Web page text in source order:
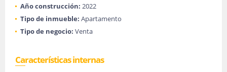
Año construcción: 2022
Tipo de inmueble: Apartamento
Tipo de negocio: Venta
Características internas